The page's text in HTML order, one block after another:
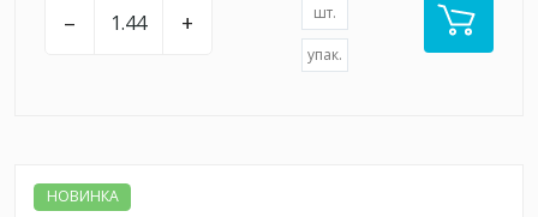
– + шт.
упак.
НОВИНКА